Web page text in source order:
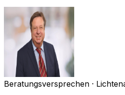
Beratungsversprechen ·